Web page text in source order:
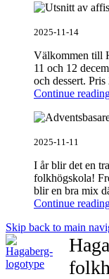
2025-11-14
Välkommen till
11 och 12
och dessert. Pris
Continue
2025-11-11
I år blir det en
folkhögskola!
blir en bra mix
Continue
Skip back to main